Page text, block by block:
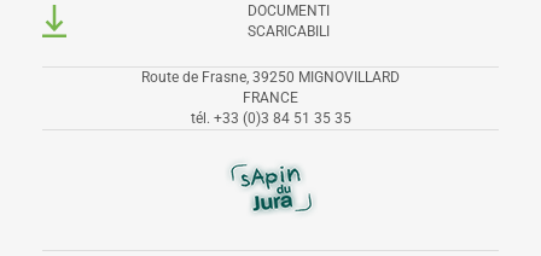
DOCUMENTI
SCARICABILI
Route de Frasne, 39250 MIGNOVILLARD
FRANCE
tél. +33 (0)3 84 51 35 35